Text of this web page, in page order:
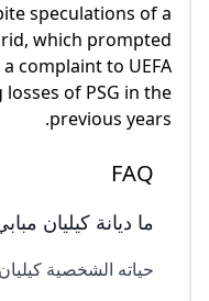
speculations of a
which prompted
complaint to UEFA
of PSG in the
previous years.
FAQ
ما ديانة كيليان
حياته الشخصية